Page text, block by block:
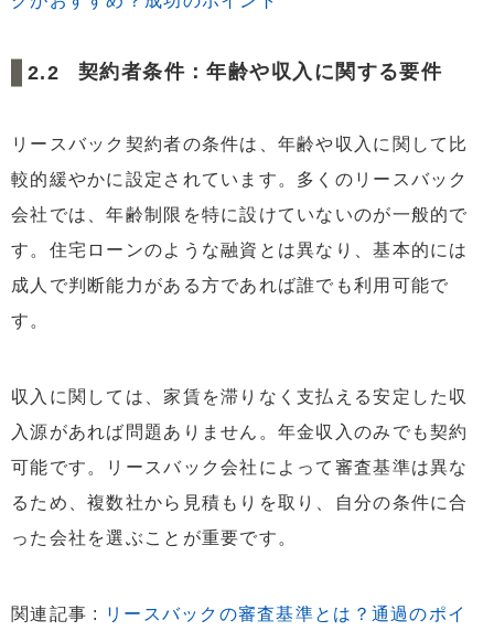
契約者条件：年齢や収入に関する要件
リースバック契約者の条件は、年齢や収入に関して比
較的緩やかに設定されています。多くのリースバック
会社では、年齢制限を特に設けていないのが一般的で
す。住宅ローンのような融資とは異なり、基本的には
成人で判断能力がある方であれば誰でも利用可能で
す。
収入に関しては、家賃を滞りなく支払える安定した収
入源があれば問題ありません。年金収入のみでも契約
可能です。リースバック会社によって審査基準は異な
るため、複数社から見積もりを取り、自分の条件に合
った会社を選ぶことが重要です。
関連記事 :
リースバックの審査基準とは？通過のポイ